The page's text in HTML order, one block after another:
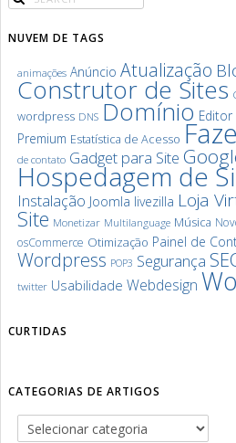
NUVEM DE TAGS
animações Anúncio Atualização
Construtor de Sites
wordpress DNS Domínio Editor
Premium Estatística de Acesso
de contato Gadget para Site
Hospedagem de
Instalação Joomla livezilla Loja
Site Monetizar Multilanguage Música
osCommerce Otimização Painel de
Wordpress POP3 Segurança
twitter Usabilidade Webdesign
CURTIDAS
CATEGORIAS DE ARTIGOS